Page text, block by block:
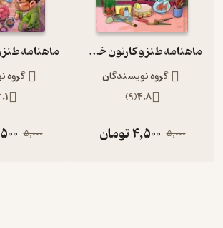
ماهنامه طنز و کارتون خط خطی شماره 81
گروه نویسندگان
4.8
(
9
)
5,000
4,500تومان
گروه
5,000